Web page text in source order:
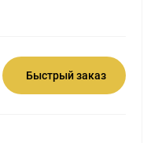
Быстрый заказ